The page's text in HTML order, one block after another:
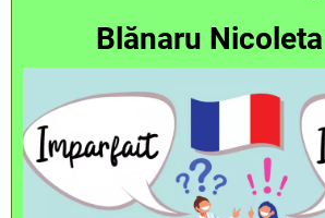
Blănaru